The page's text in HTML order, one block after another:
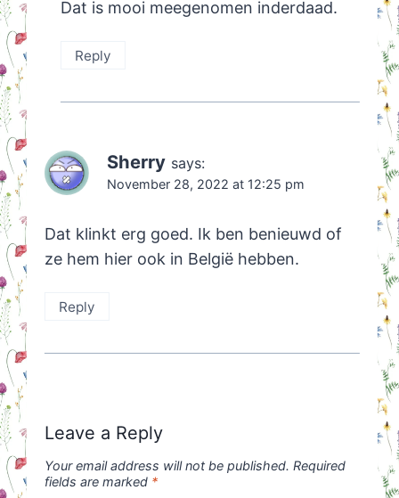
Dat is mooi meegenomen inderdaad.
Reply
Sherry says:
November 28, 2022 at 12:25 pm
Dat klinkt erg goed. Ik ben benieuwd of
ze hem hier ook in België hebben.
Reply
Leave a Reply
Your email address will not be published. Required
fields are marked *